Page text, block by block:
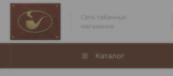
Сеть табачных
магазинов
Каталог